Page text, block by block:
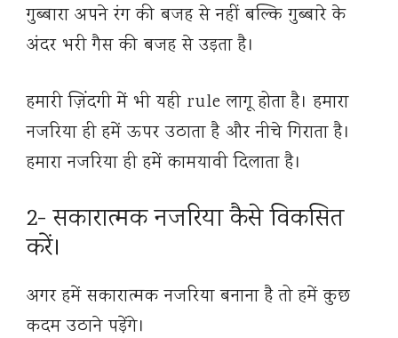
गुब्बारा अपने रंग की बजह से नहीं बल्कि गुब्बारे के
अंदर भरी गैस की बजह से उड़ता है।
हमारी ज़िंदगी में भी यही rule लागू होता है। हमारा
नजरिया ही हमें ऊपर उठाता है और नीचे गिराता है।
हमारा नजरिया ही हमें कामयावी दिलाता है।
2- सकारात्मक नजरिया कैसे विकसित
करें।
अगर हमें सकारात्मक नजरिया बनाना है तो हमें कुछ
कदम उठाने पड़ेंगे।